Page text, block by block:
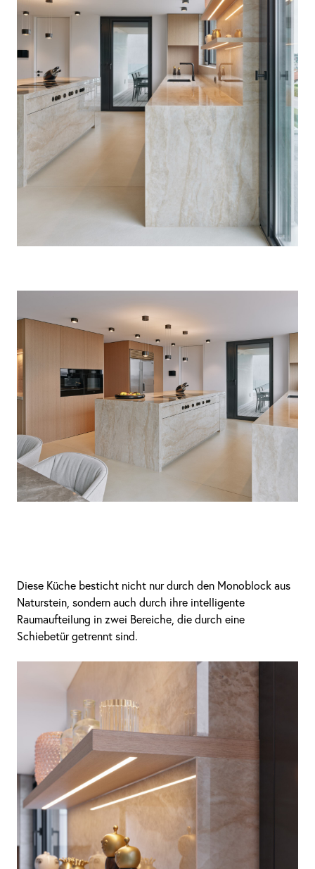
Diese Küche besticht nicht nur durch den Monoblock aus
Naturstein, sondern auch durch ihre intelligente
Raumaufteilung in zwei Bereiche, die durch eine
Schiebetür getrennt sind.